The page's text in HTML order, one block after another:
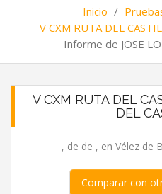
Inicio /
V CXM RUTA DEL
Informe de JOSE
V CXM RUTA DEL
DEL
, de de , en Vélez de
Comparar con